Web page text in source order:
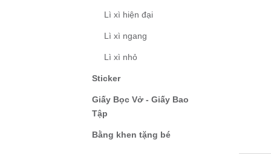
Lì xì hiện đại
Lì xì ngang
Lì xì nhỏ
Sticker
Giấy Bọc Vở - Giấy Bao
Tập
Bằng khen tặng bé